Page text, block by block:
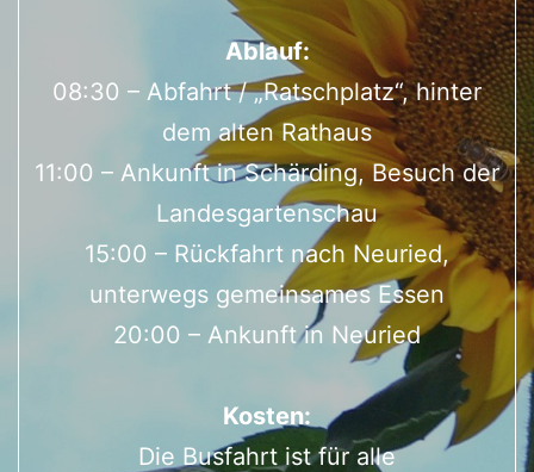
Ablauf:
08:30 – Abfahrt / „Ratschplatz“, hinter
dem alten Rathaus
11:00 – Ankunft in Schärding, Besuch der
Landesgartenschau
15:00 – Rückfahrt nach Neuried,
unterwegs gemeinsames Essen
20:00 – Ankunft in Neuried
Kosten:
Die Busfahrt ist für alle